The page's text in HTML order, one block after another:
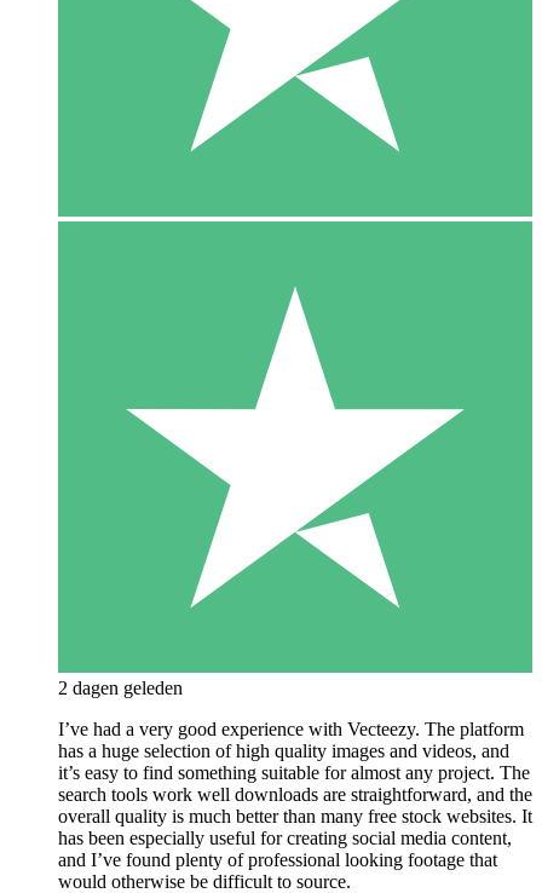
2 dagen geleden
I’ve had a very good experience with Vecteezy. The platform
has a huge selection of high quality images and videos, and
it’s easy to find something suitable for almost any project. The
search tools work well downloads are straightforward, and the
overall quality is much better than many free stock websites. It
has been especially useful for creating social media content,
and I’ve found plenty of professional looking footage that
would otherwise be difficult to source.